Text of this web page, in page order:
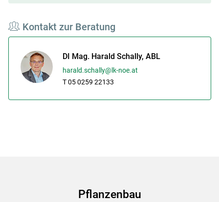
Kontakt zur Beratung
DI Mag. Harald Schally, ABL
harald.schally@lk-noe.at
T 05 0259 22133
Pflanzenbau